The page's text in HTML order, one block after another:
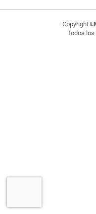
Copyright
Todos